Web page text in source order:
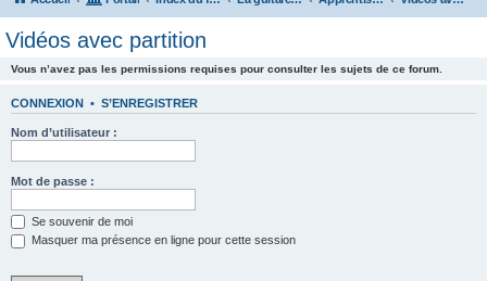
Vidéos avec partition
Vous n’avez pas les permissions requises pour consulter les sujets de ce forum.
CONNEXION • S’ENREGISTRER
Nom d’utilisateur :
Mot de passe :
Se souvenir de moi
Masquer ma présence en ligne pour cette session